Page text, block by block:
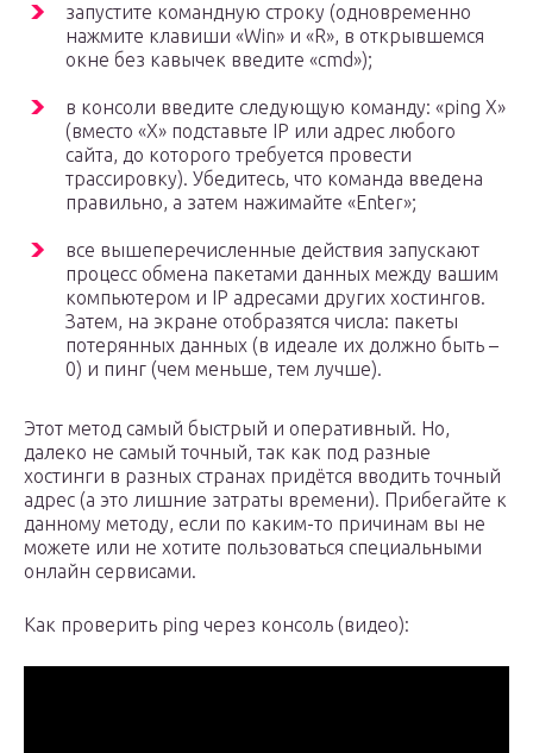
запустите командную строку (одновременно
нажмите клавиши «Win» и «R», в открывшемся
окне без кавычек введите «cmd»);
в консоли введите следующую команду: «ping X»
(вместо «X» подставьте IP или адрес любого
сайта, до которого требуется провести
трассировку). Убедитесь, что команда введена
правильно, а затем нажимайте «Enter»;
все вышеперечисленные действия запускают
процесс обмена пакетами данных между вашим
компьютером и IP адресами других хостингов.
Затем, на экране отобразятся числа: пакеты
потерянных данных (в идеале их должно быть –
0) и пинг (чем меньше, тем лучше).
Этот метод самый быстрый и оперативный. Но,
далеко не самый точный, так как под разные
хостинги в разных странах придётся вводить точный
адрес (а это лишние затраты времени). Прибегайте к
данному методу, если по каким-то причинам вы не
можете или не хотите пользоваться специальными
онлайн сервисами.
Как проверить ping через консоль (видео):